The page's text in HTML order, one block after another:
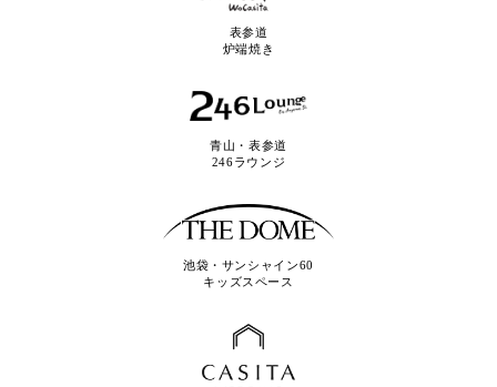
表参道
炉端焼き
青山・表参道
246ラウンジ
池袋・サンシャイン60
キッズスペース